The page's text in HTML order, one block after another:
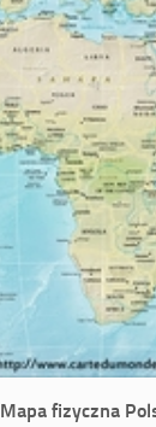
Mapa fizyczna